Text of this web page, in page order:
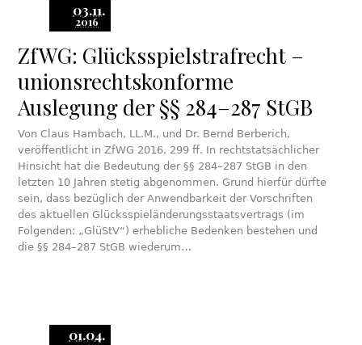
03.11.
2016
ZfWG: Glücksspielstrafrecht –
unionsrechtskonforme
Auslegung der §§ 284–287 StGB
Von Claus Hambach, LL.M., und Dr. Bernd Berberich,
veröffentlicht in ZfWG 2016, 299 ff. In rechtstatsächlicher
Hinsicht hat die Bedeutung der §§ 284–287 StGB in den
letzten 10 Jahren stetig abgenommen. Grund hierfür dürfte
sein, dass bezüglich der Anwendbarkeit der Vorschriften
des aktuellen Glücksspieländerungsstaatsvertrags (im
Folgenden: „GlüStV“) erhebliche Bedenken bestehen und
die §§ 284–287 StGB wiederum…
01.04.